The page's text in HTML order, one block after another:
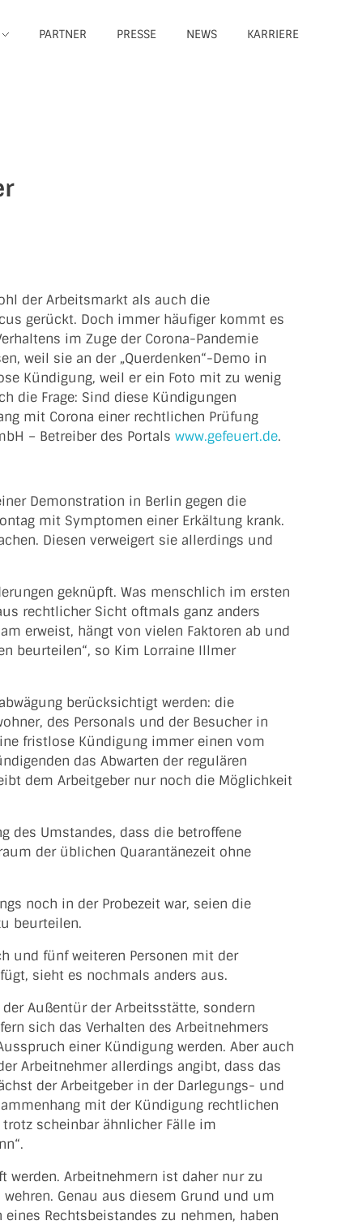
PARTNER PRESSE NEWS KARRIERE
der Arbeitsmarkt als auch die
gerückt. Doch immer häufiger kommt es
im Zuge der Corona-Pandemie
weil sie an der „Querdenken“-Demo in
Kündigung, weil er ein Foto mit zu wenig
die Frage: Sind diese Kündigungen
mit Corona einer rechtlichen Prüfung
– Betreiber des Portals www.gefeuert.de.
Demonstration in Berlin gegen die
mit Symptomen einer Erkältung krank.
Diesen verweigert sie allerdings und
geknüpft. Was menschlich im ersten
rechtlicher Sicht oftmals ganz anders
erweist, hängt von vielen Faktoren ab und
beurteilen“, so Kim Lorraine Illmer
berücksichtigt werden: die
des Personals und der Besucher in
fristlose Kündigung immer einen vom
das Abwarten der regulären
dem Arbeitgeber nur noch die Möglichkeit
des Umstandes, dass die betroffene
der üblichen Quarantänezeit ohne
noch in der Probezeit war, seien die
beurteilen.
und fünf weiteren Personen mit der
sieht es nochmals anders aus.
Außentür der Arbeitsstätte, sondern
sich das Verhalten des Arbeitnehmers
einer Kündigung werden. Aber auch
Arbeitnehmer allerdings angibt, dass das
der Arbeitgeber in der Darlegungs- und
mit der Kündigung rechtlichen
scheinbar ähnlicher Fälle im
werden. Arbeitnehmern ist daher nur zu
Genau aus diesem Grund und um
Rechtsbeistandes zu nehmen, haben